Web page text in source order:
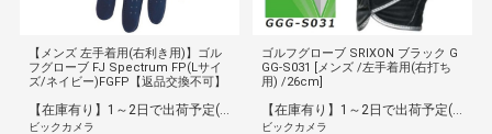
【メンズ 左手着用(右利き用)】ゴル
フグローブ FJ Spectrum FP(Lサイ
ズ/ネイビー)FGFP【返品交換不可】
【在庫有り】1～2日で出荷予定(日付指定可)
ビックカメラ
ゴルフグローブ SRIXON ブラック G
GG-S031 [メンズ /左手着用(右打ち
用) /26cm]
【在庫有り】1～2日で出荷予定(日付指定可)
ビックカメラ